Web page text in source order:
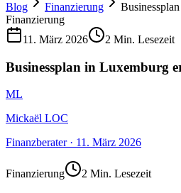
Blog Finanzierung
Finanzierung
11. März 2026
2 Min. Lesezeit
Businessplan in Luxemburg
ML
Mickaël LOC
Finanzberater· 11. März 2026
Finanzierung 2 Min. Lesezeit